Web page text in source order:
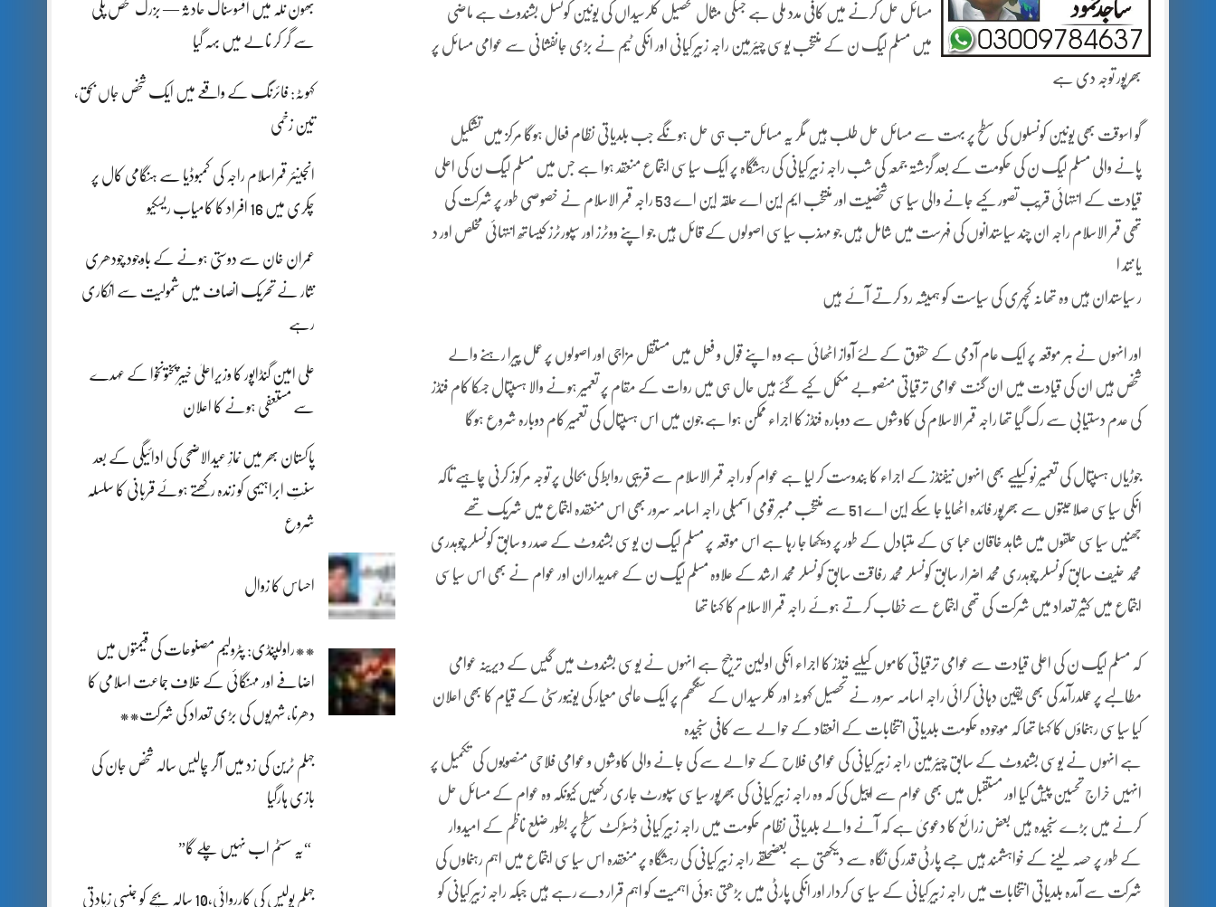
بھون نلہ میں افسوسناک حادثہ — بزرگ شخص پلی
سے گر کر نالے میں بہہ گیا
کہوٹہ: فائرنگ کے واقعے میں ایک شخص جاں بحق،
تین زخمی
انجینئر قمراسلام راجہ کی کمبوڈیا سے ہنگامی کال پر
چکری میں 16 افراد کا کامیاب ریسکیو
عمران خان سے دوستی ہونے کے باوجود چودھری
نثار نے تحریک انصاف میں شمولیت سے انکاری
رہے
علی امین گنڈاپور کا وزیراعلیٰ خیبرپختونخوا کے عہدے
سے مستعفی ہونے کا اعلان
پاکستان بھر میں نمازِ عیدالاضحی کی ادائیگی کے بعد
سنتِ ابراہیمی کو زندہ رکھتے ہوئے قربانی کا سلسلہ
شروع
احساس کا زوال
**راولپنڈی: پٹرولیم مصنوعات کی قیمتوں میں
اضافے اور مہنگائی کے خلاف جماعت اسلامی کا
دھرنا، شہریوں کی بڑی تعداد کی شرکت**
جہلم ٹرین کی زد میں آکر چالیس سالہ شخص جان کی
بازی ہارگیا
“یہ سسٹم اب نہیں چلے گا”
جہلم پولیس کی کارروائی،10 سالہ بچے کو جنسی زیادتی
مسائل حل کرنے میں کافی مدد ملی ہے جسکی مثال تحصیل کلرسیداں کی یونین کونسل بشندوٹ ہے ماضی
میں مسلم لیگ ن کے منتخب یوسی چیئرمین راجہ زبیر کیانی اور انکی ٹیم نے بڑی جانفشانی سے عوامی مسائل پر
بھرپور توجہ دی ہے
گو اسوقت بھی یونین کونسلوں کی سطح پر بہت سے مسائل حل طلب ہیں مگر یہ مسائل تب ہی حل ہونگے جب بلدیاتی نظام فعال ہوگا مرکز میں تشکیل
پانے والی مسلم لیگ ن کی حکومت کے بعد گزشتہ جمعہ کی شب راجہ زبیر کیانی کی رہشگاہ پر ایک سیاسی اجتماع منعقد ہوا ہے جس میں مسلم لیگ ن کی اعلی
قیادت کے انتہائی قریب تصور کیے جانے والی سیاسی شخصیت اور منتخب ایم این اے حلقہ این اے 53 راجہ قمر الاسلام نے خصوصی طور پر شرکت کی
تھی قمر الاسلام راجہ ان چند سیاستدانوں کی فہرست میں شامل ہیں جو مہذب سیاسی اصولوں کے قائل ہیں جو اپنے ووٹرز اور سپورٹرز کیساتھ انتہائی مخلص اور د
یا نتد ا
ر سیاستدان ہیں وہ تھانہ کچہری کی سیاست کو ہمیشہ رد کرتے آئے ہیں
اور انہوں نے ہر موقعہ پر ایک عام آدمی کے حقوق کے لئے آواز اٹھائی ہے وہ اپنے قول و فعل میں مستقل مزاجی اور اصولوں پر عمل پیرا رہنے والے
شخص ہیں ان کی قیادت میں ان گنت عوامی ترقیاتی منصوبے مکمل کیے گئے ہیں حال ہی میں روات کے مقام پر تعمیر ہونے والا ہسپتال جسکا کام فنڈز
کی عدم دستیابی سے رک گیا تھا راجہ قمر الاسلام کی کاوشوں سے دوبارہ فنڈز کا اجراء ممکن ہوا ہے جون میں اس ہسپتال کی تعمیر کام دوبارہ شروع ہوگا
جوڑیاں ہسپتال کی تعمیر نو کیلیے بھی انہوں نیفنڈز کے اجراء کا بندوست کر لیا ہے عوام کو راجہ قمر الاسلام سے قریبی روابط کی بحالی پر توجہ مرکوز کرنی چاہیے تاکہ
انکی سیاسی صلاحیتوں سے بھرپور فائدہ اٹھایا جا سکے این اے 51 سے منتخب ممبر قومی اسمبلی راجہ اسامہ سرور بھی اس منعقدہ اجتماع میں شریک تھے
جھنیں سیاسی حلقوں میں شاہد خاقان عباسی کے متبادل کے طور پر دیکھا جا رہا ہے اس موقعہ پر مسلم لیگ ن یوسی بشندوٹ کے صدر و سابق کونسلر چوہدری
محمد حنیف سابق کونسلر چوہدری محمد اضرار سابق کونسلر محمد رفاقت سابق کونسلر محمد ارشد کے علاوہ مسلم لیگ ن کے عہدیداران اور عوام نے بھی اس سیاسی
اجتماع میں کثیر تعداد میں شرکت کی تھی اجتماع سے خطاب کرتے ہوئے راجہ قمر الاسلام کا کہنا تھا
کہ مسلم لیگ ن کی اعلی قیادت سے عوامی ترقیاتی کاموں کیلیے فنڈز کا اجراء انکی اولین ترجیح ہے انہوں نے یوسی بشندوٹ میں گیس کے دیرینہ عوامی
مطالبے پر عملدرآمد کی بھی یقین دہانی کرائی راجہ اسامہ سرور نے تحصیل کہوٹہ اور کلرسیداں کے سنگھم پر ایک عالمی معیار کی یونیورسٹی کے قیام کا بھی اعلان
کیا سیاسی رہنماؤں کا کہنا تھا کہ موجودہ حکومت بلدیاتی انتخابات کے انعقاد کے حوالے سے کافی سنجیدہ
ہے انہوں نے یوسی بشندوٹ کے سابق چیئرمین راجہ زبیر کیانی کی عوامی فلاح کے حوالے سے کی جانے والی کاوشوں و عوامی فلاحی منصوبوں کی تکمیل پر
انہیں خراج تحسین پیش کیا اور مستقبل میں بھی عوام سے اپیل کی کہ وہ راجہ زبیر کیانی کی بھرپور سیاسی سپورٹ جاری رکھیں کیونکہ وہ عوام کے مسائل حل
کرنے میں بڑے سنجیدہ ہیں بعض زرائع کا دعویٰ ہے کہ آنے والے بلدیاتی نظام حکومت میں راجہ زبیر کیانی ڈسٹرکٹ سطح پر بطور ضلع ناظم کے امیدوار
کے طور پر حصہ لینے کے خواہشمند ہیں جسے پارٹی قدر کی نگاہ سے دیکھتی ہے بعضحلقے راجہ زبیر کیانی کی رہشگاہ پر منعقدہ اس سیاسی اجتماع میں اہم رہنماوں کی
شرکت سے آمدہ بلدیاتی انتخابات میں راجہ زبیر کیانی کے سیاسی کردار اور انکی پارٹی میں بڑھتی ہوئی اہمیت کو اہم قرار دے رہے ہیں جبکہ راجہ زبیر کیانی کو